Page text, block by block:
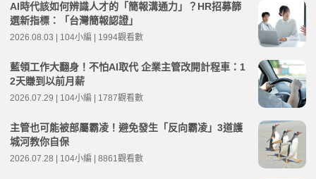
AI時代該如何辨識人才的「簡報溝通力」？HR招募篩
選新指標：「台灣簡報認證」
2026.08.03 | 104小編 | 1994觀看數
藍領工作大翻身！不怕AI取代 企業主管改開計程車：1
2天賺到以前月薪
2026.07.29 | 104小編 | 1787觀看數
主管也可能被部屬霸凌！避免發生「反向霸凌」3道護
城河教你自保
2026.07.28 | 104小編 | 8861觀看數